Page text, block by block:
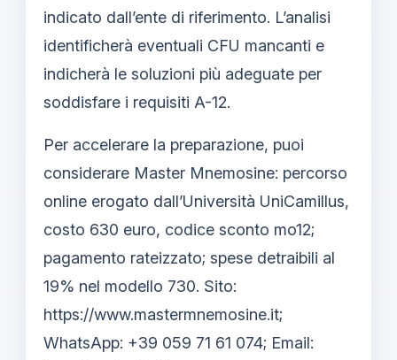
indicato dall’ente di riferimento. L’analisi
identificherà eventuali CFU mancanti e
indicherà le soluzioni più adeguate per
soddisfare i requisiti A-12.
Per accelerare la preparazione, puoi
considerare Master Mnemosine: percorso
online erogato dall’Università UniCamillus,
costo 630 euro, codice sconto mo12;
pagamento rateizzato; spese detraibili al
19% nel modello 730. Sito:
https://www.mastermnemosine.it;
WhatsApp: +39 059 71 61 074; Email: